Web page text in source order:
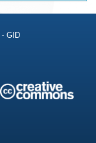
- GID